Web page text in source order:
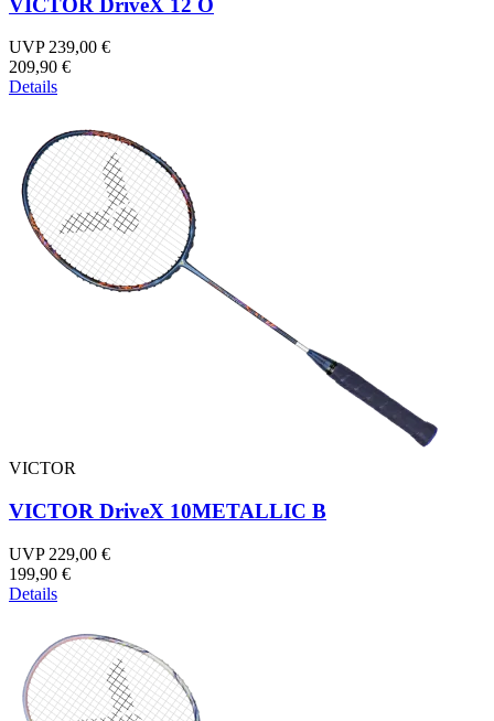
UVP 239,00 €
209,90 €
Details
VICTOR
VICTOR DriveX 10METALLIC B
UVP 229,00 €
199,90 €
Details